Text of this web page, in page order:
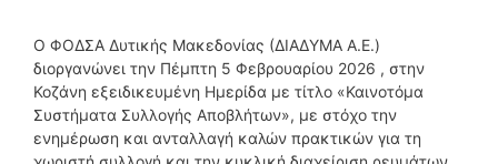
Ο ΦΟΔΣΑ Δυτικής Μακεδονίας (ΔΙΑΔΥΜΑ Α.Ε.)
διοργανώνει την Πέμπτη 5 Φεβρουαρίου 2026 , στην
Κοζάνη εξειδικευμένη Ημερίδα με τίτλο «Καινοτόμα
Συστήματα Συλλογής Αποβλήτων», με στόχο την
ενημέρωση και ανταλλαγή καλών πρακτικών για τη